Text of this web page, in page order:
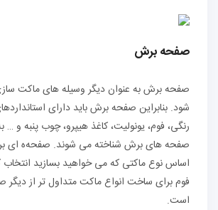
صفحه برش
صفحه برش به عنوان دیگر وسیله‌ های ماکت
شود. بنابراین صفحه برش باید دارای
رنگی، فوم، یونولیت، کاغذ هیپرو، چوب پنبه و …
صفحه‌ های برش شناخته می‌ شوند. صفحه‌ه ای
اساس نوع ماکتی که می‌ خواهید بسازید انتخاب
فوم برای ساخت انواع ماکت متداول ‌تر از
است.